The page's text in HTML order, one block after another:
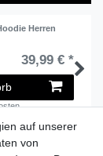
Herren
39,99 € *
auf unserer
von